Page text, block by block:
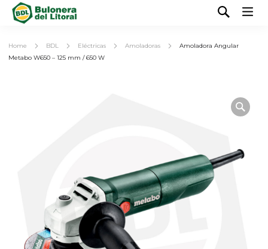
Home BDL Eléctricas Amoladoras
Amoladora Angular
Metabo W650 – 125 mm / 650 W